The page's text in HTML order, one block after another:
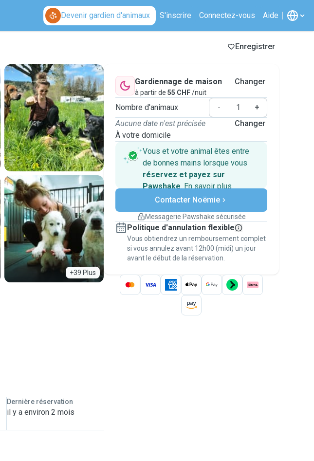
Devenir gardien d'animaux S'inscrire Connectez-vous Aide
Enregistrer
+39 Plus
Dernière réservation
il y a environ 2 mois
Gardiennage de maison
à partir de 55 CHF/nuit
Changer
Nombre d'animaux -
+
Aucune date n'est précisée
À votre domicile
Changer
Vous et votre animal êtes entre
de bonnes mains lorsque vous
réservez et payez sur
Pawshake. En savoir plus
Paiements sécurisés
Assistance en cas de
Réservations couvertes par
nos garanties
Gardez tout sur Pawshake (du premier
message au paiement) pour bénéficier de la
Garantie Pawshake.
Contacter Noëmie
Messagerie Pawshake sécurisée
Politique d'annulation flexible
Vous obtiendrez un remboursement complet
si vous annulez avant 12h00 (midi) un jour
avant le début de la réservation.